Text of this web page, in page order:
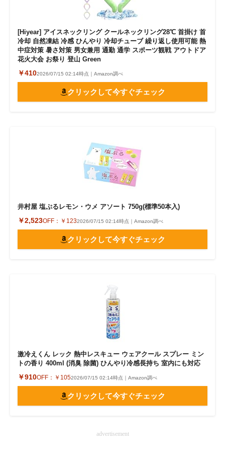
[Hiyear] アイスネックリング クールネックリング28℃ 首掛け 首
冷却 自然凍結 冷感 ひんやり 冷却チューブ 繰り返し使用可能 熱
中症対策 暑さ対策 男女兼用 通勤 通学 スポーツ観戦 アウトドア
花火大会 お祭り 登山 Green
￥4102026/07/15 02:14時点｜Amazon調べ
クリックして今すぐチェック
井村屋 塩ぷるレモン・ウメ アソート 750g(標準50本入)
￥2,523OFF： ￥1232026/07/15 02:14時点｜Amazon調べ
クリックして今すぐチェック
激冷えくん レック 熱中レスキュー ウェアクール スプレー ミン
トの香り 400ml (消臭 除菌) ひんやり冷感長持ち 室内にも対応
￥910OFF： ￥1052026/07/15 02:14時点｜Amazon調べ
クリックして今すぐチェック
advertisement